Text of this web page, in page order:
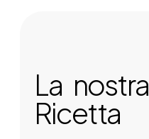
La nostra
Ricetta